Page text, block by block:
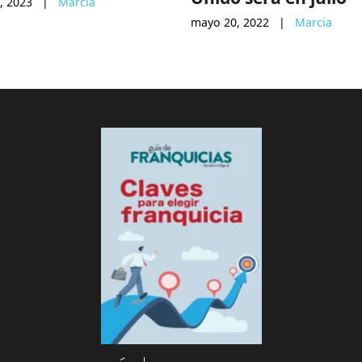
mayo 20, 2022 | Marcia